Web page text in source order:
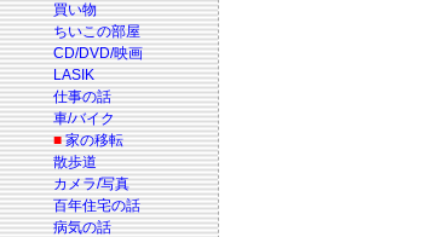
買い物
ちいこの部屋
CD/DVD/映画
LASIK
仕事の話
車/バイク
■ 家の移転
散歩道
カメラ/写真
百年住宅の話
病気の話